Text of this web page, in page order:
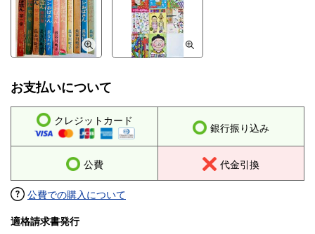
お支払いについて
クレジットカード
銀行振り込み
公費 代金引換
公費での購入について
適格請求書発行